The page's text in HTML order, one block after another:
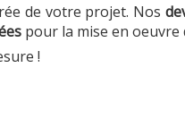
de votre projet. Nos
pour la mise en
!